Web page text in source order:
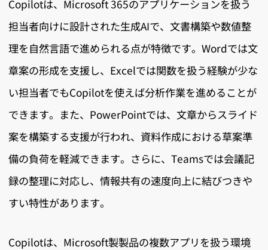
Copilotは、Microsoft 365のアプリケーションを扱う
担当者向けに設計された生成AIで、文書構築や数値整
理を自然言語で進められる点が特徴です。Wordでは文
章案の形成を支援し、Excelでは関数を扱う経験が少な
い担当者でもCopilotを使えば分析作業を進めることが
できます。また、PowerPointでは、文章からスライド
案を構築する支援が行われ、資料作成における草案準
備の負荷を軽減できます。さらに、Teamsでは会議記
録の整理に対応し、情報共有の速度向上に結びつきや
すい特性があります。
Copilotは、Microsoft製製品の複数アプリを扱う環境